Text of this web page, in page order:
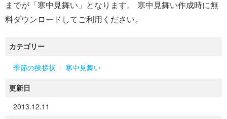
までが「寒中見舞い」となります。 寒中見舞い作成時に無
料ダウンロードしてご利用ください。
カテゴリー
季節の挨拶状 > 寒中見舞い
更新日
2013.12.11